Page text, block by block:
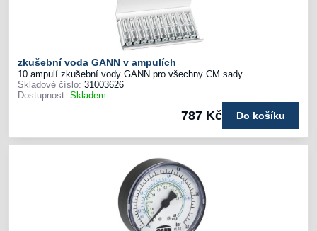
zkušební voda GANN v ampulích
10 ampulí zkušební vody GANN pro všechny CM sady
Skladové číslo: 31003626
Dostupnost: Skladem
787 Kč Do košíku